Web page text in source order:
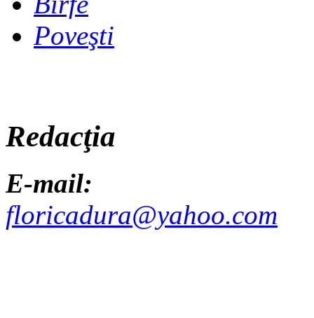
Poveşti
Redacţia
E-mail:
floricadura@yahoo.com